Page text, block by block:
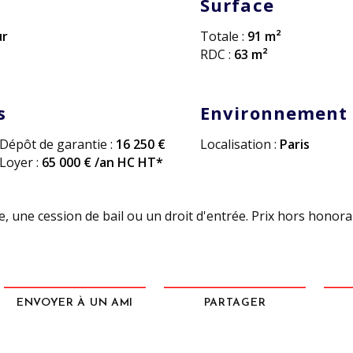
Surface
Totale : 91 m²
RDC : 63 m²
Dépôt de garantie : 16 250 €
Loyer : 65 000 € /an HC HT*
Environnement
Localisation : Paris
une cession de bail ou un droit d'entrée. Prix hors
ENVOYER À UN AMI PARTAGER